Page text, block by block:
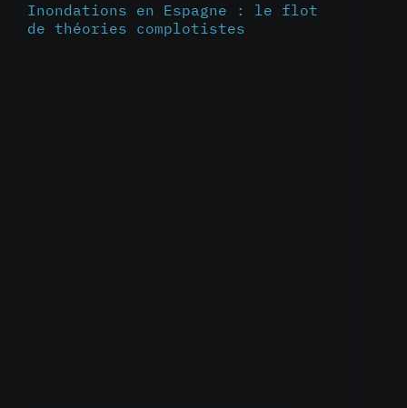
Inondations en Espagne : le flot
de théories complotistes